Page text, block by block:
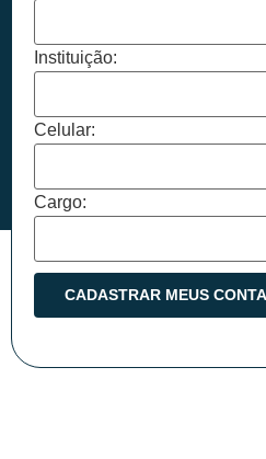
Instituição:
Celular:
Cargo: